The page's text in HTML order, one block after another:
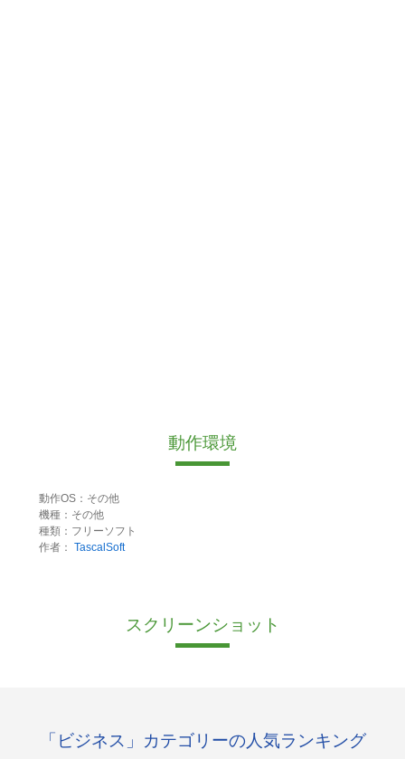
動作環境
動作OS：その他
機種：その他
種類：フリーソフト
作者： TascalSoft
スクリーンショット
「ビジネス」カテゴリーの人気ランキング